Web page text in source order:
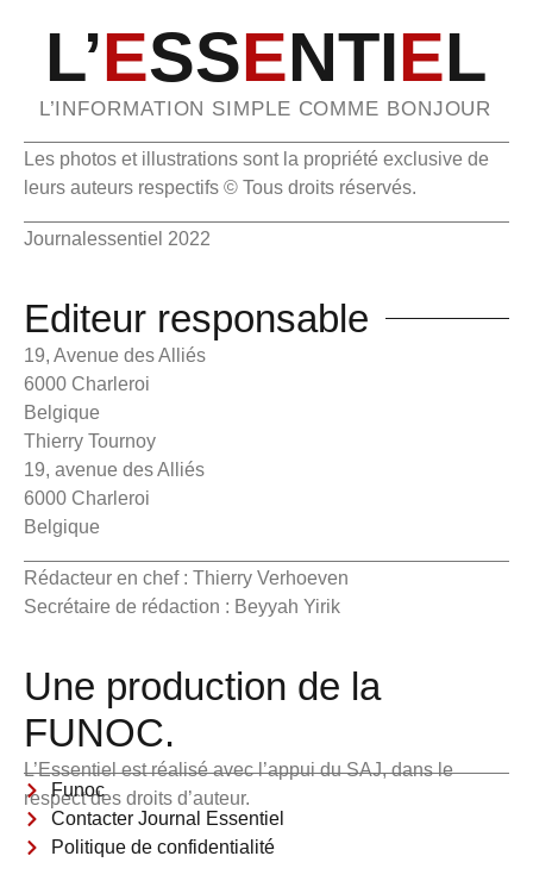
L’ESSENTIEL
L’INFORMATION SIMPLE COMME BONJOUR
Les photos et illustrations sont la propriété exclusive de
leurs auteurs respectifs © Tous droits réservés.
Journalessentiel 2022
Editeur responsable
19, Avenue des Alliés
6000 Charleroi
Belgique
Thierry Tournoy
19, avenue des Alliés
6000 Charleroi
Belgique
Rédacteur en chef : Thierry Verhoeven
Secrétaire de rédaction : Beyyah Yirik
Une production de la
FUNOC.
L’Essentiel est réalisé avec l’appui du SAJ, dans le
respect des droits d’auteur.
Funoc
Contacter Journal Essentiel
Politique de confidentialité